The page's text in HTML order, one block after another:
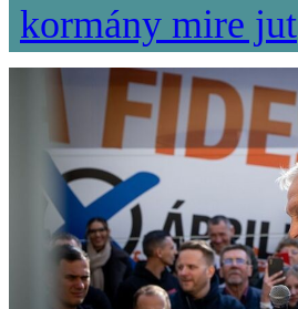
kormány mire jut